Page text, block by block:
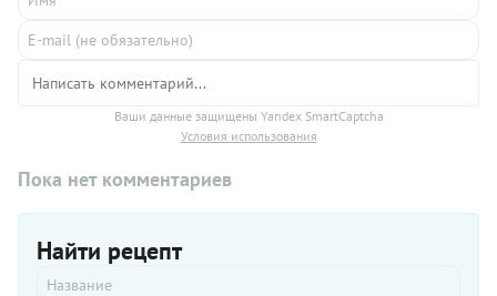
Ваши данные защищены Yandex SmartCaptcha
Условия использования
Пока нет комментариев
Найти рецепт